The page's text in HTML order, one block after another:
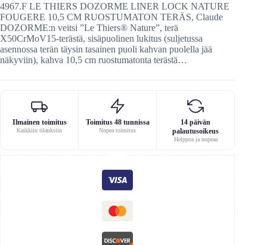
4967.F LE THIERS DOZORME LINER LOCK NATURE
FOUGERE 10,5 CM RUOSTUMATON TERÄS, Claude
DOZORME:n veitsi ”Le Thiers® Nature”, terä
X50CrMoV15-terästä, sisäpuolinen lukitus (suljetussa
asennossa terän täysin tasainen puoli kahvan puolella jää
näkyviin), kahva 10,5 cm ruostumatonta terästä…
Ilmainen toimitus
Kaikkiin tilauksiin
Toimitus 48 tunnissa
Nopea toimitus
14 päivän
palautusoikeus
Helppoa ja nopeaa